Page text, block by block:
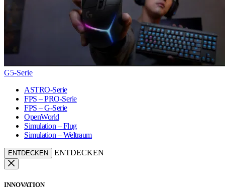
G5-Serie
ASTRO-Serie
FPS – PRO-Serie
FPS – G-Serie
OpenWorld
Simulation – Flug
Simulation – Weltraum
ENTDECKEN ENTDECKEN
INNOVATION